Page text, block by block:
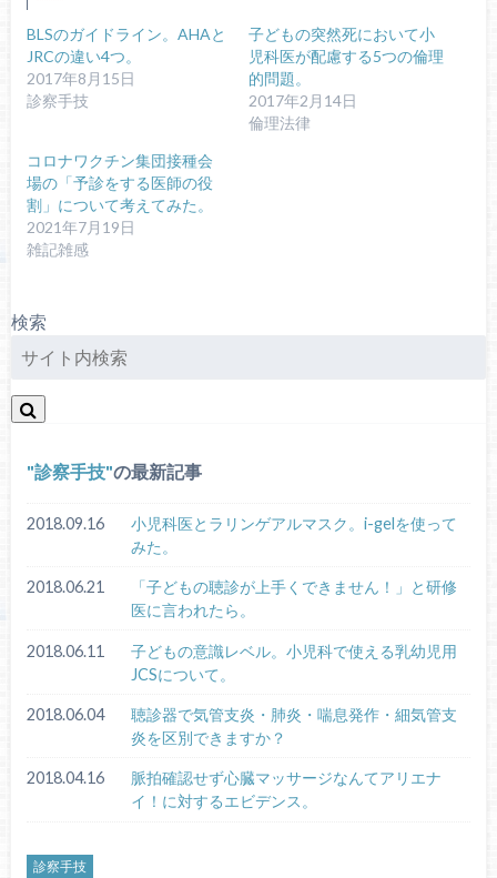
BLSのガイドライン。AHAと
JRCの違い4つ。
2017年8月15日
診察手技
子どもの突然死において小
児科医が配慮する5つの倫理
的問題。
2017年2月14日
倫理法律
コロナワクチン集団接種会
場の「予診をする医師の役
割」について考えてみた。
2021年7月19日
雑記雑感
検索
診察手技 の最新記事
2018.09.16
小児科医とラリンゲアルマスク。i-gelを使って
みた。
2018.06.21
「子どもの聴診が上手くできません！」と研修
医に言われたら。
2018.06.11
子どもの意識レベル。小児科で使える乳幼児用
JCSについて。
2018.06.04
聴診器で気管支炎・肺炎・喘息発作・細気管支
炎を区別できますか？
2018.04.16
脈拍確認せず心臓マッサージなんてアリエナ
イ！に対するエビデンス。
診察手技